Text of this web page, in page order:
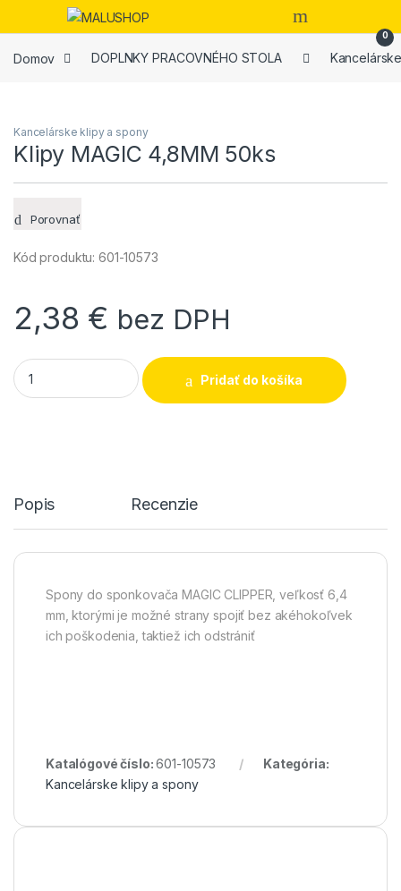
Skip to navigation
Skip to content
0
Domov DOPLNKY PRACOVNÉHO STOLA
Kancelárske klipy a spony
Klipy MAGIC 4,8MM 50ks
Porovnať
Kód produktu: 601-10573
2,38 € bez DPH
Klipy MAGIC 4,8MM 50ks quantity
Pridať do košíka
Popis Recenzie
Spony do sponkovača MAGIC CLIPPER, veľkosť 6,4
mm, ktorými je možné strany spojiť bez akéhokoľvek
ich poškodenia, taktiež ich odstrániť
Katalógové číslo:601-10573
Kategória:
Kancelárske klipy a spony